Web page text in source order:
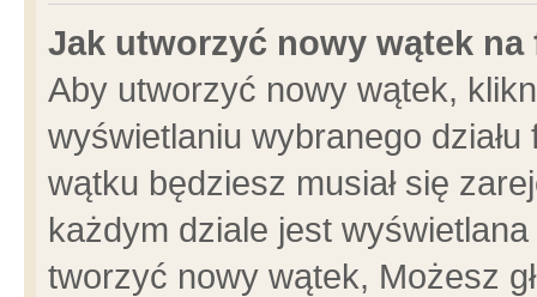
Jak utworzyć nowy wątek na
Aby utworzyć nowy wątek,
wyświetlaniu wybranego
wątku będziesz musiał się
każdym dziale jest
tworzyć nowy wątek, Możesz